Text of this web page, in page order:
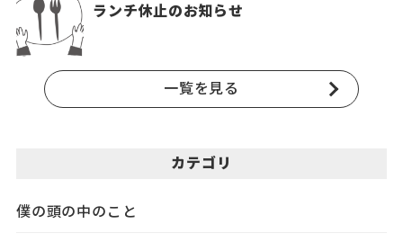
ランチ休止のお知らせ
一覧を見る
カテゴリ
僕の頭の中のこと